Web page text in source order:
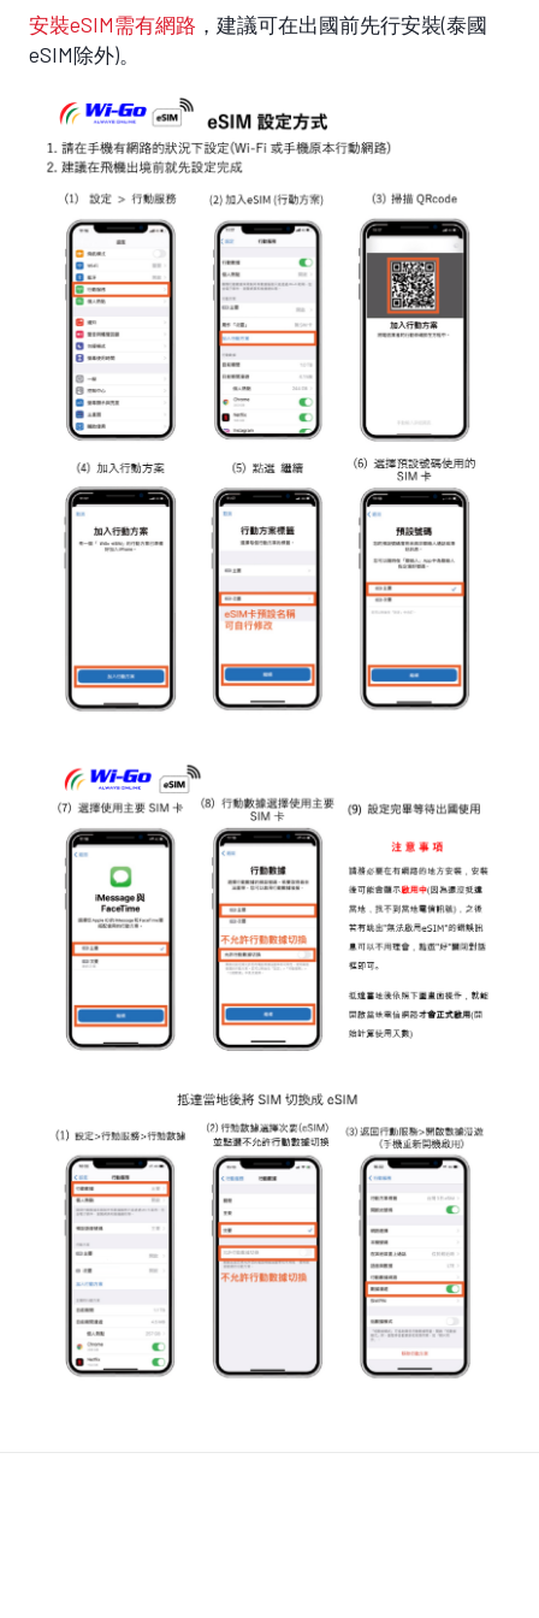
安裝eSIM需有網路 ，建議可在出國前先行安裝(泰國
eSIM除外)。